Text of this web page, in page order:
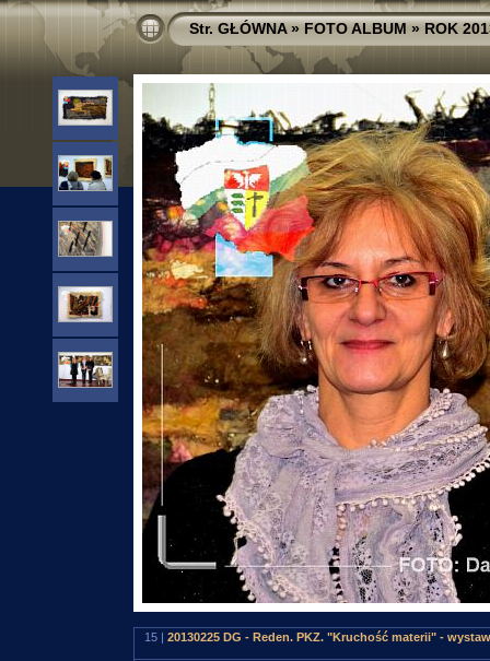
Str. GŁÓWNA»FOTO ALBUM»ROK
15 | 20130225 DG - Reden. PKZ. "Kruchość materii" -